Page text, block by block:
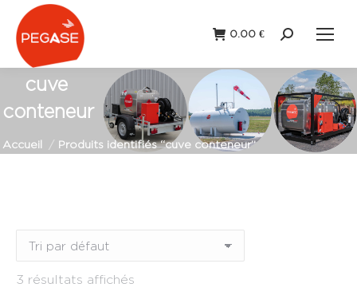
0.00 €
Recherche
cuve
conteneur
Vous êtes ici :
Accueil Produits identifiés “cuve conteneur”
Remorque(0) Station fixe
3 résultats affichés